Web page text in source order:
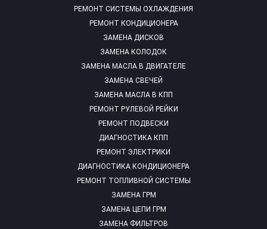
РЕМОНТ СИСТЕМЫ ОХЛАЖДЕНИЯ
РЕМОНТ КОНДИЦИОНЕРА
ЗАМЕНА ДИСКОВ
ЗАМЕНА КОЛОДОК
ЗАМЕНА МАСЛА В ДВИГАТЕЛЕ
ЗАМЕНА СВЕЧЕЙ
ЗАМЕНА МАСЛА В КПП
РЕМОНТ РУЛЕВОЙ РЕЙКИ
РЕМОНТ ПОДВЕСКИ
ДИАГНОСТИКА КПП
РЕМОНТ ЭЛЕКТРИКИ
ДИАГНОСТИКА КОНДИЦИОНЕРА
РЕМОНТ ТОПЛИВНОЙ СИСТЕМЫ
ЗАМЕНА ГРМ
ЗАМЕНА ЦЕПИ ГРМ
ЗАМЕНА ФИЛЬТРОВ